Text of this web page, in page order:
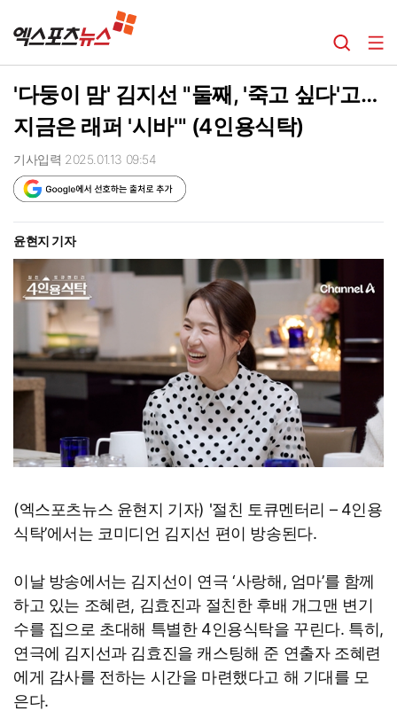
'다둥이 맘' 김지선 "둘째, '죽고 싶다'고…
지금은 래퍼 '시바'" (4인용식탁)
기사입력 2025.01.13 09:54
윤현지 기자
(엑스포츠뉴스 윤현지 기자) '절친 토큐멘터리 – 4인용
식탁’에서는 코미디언 김지선 편이 방송된다.
이날 방송에서는 김지선이 연극 ‘사랑해, 엄마’를 함께
하고 있는 조혜련, 김효진과 절친한 후배 개그맨 변기
수를 집으로 초대해 특별한 4인용식탁을 꾸린다. 특히,
연극에 김지선과 김효진을 캐스팅해 준 연출자 조혜련
에게 감사를 전하는 시간을 마련했다고 해 기대를 모
은다.